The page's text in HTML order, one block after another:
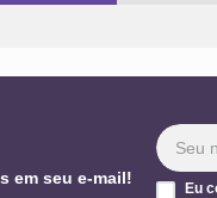
em seu e-mail!
Eu